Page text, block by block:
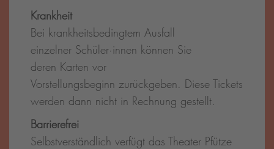
Krankheit
Bei krankheitsbedingtem Ausfall
einzelner Schüler·innen können Sie
deren Karten vor
Vorstellungsbeginn zurückgeben. Diese Tickets
werden dann nicht in Rechnung gestellt.
Barrierefrei
Selbstverständlich verfügt das Theater Pfütze